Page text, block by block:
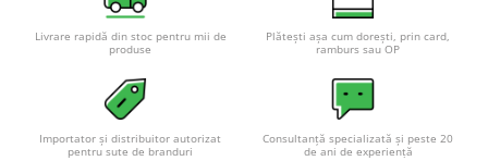
Livrare rapidă din stoc pentru mii de
produse
Plătești așa cum dorești, prin card,
ramburs sau OP
Importator și distribuitor autorizat
pentru sute de branduri
Consultanță specializată și peste 20
de ani de experiență